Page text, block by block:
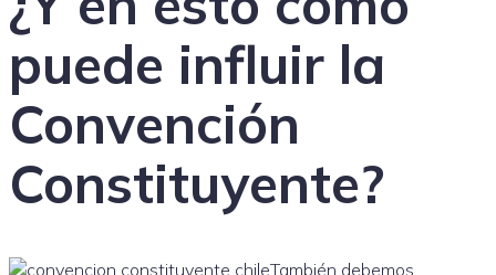
puede influir la
Convención
Constituyente?
También debemos